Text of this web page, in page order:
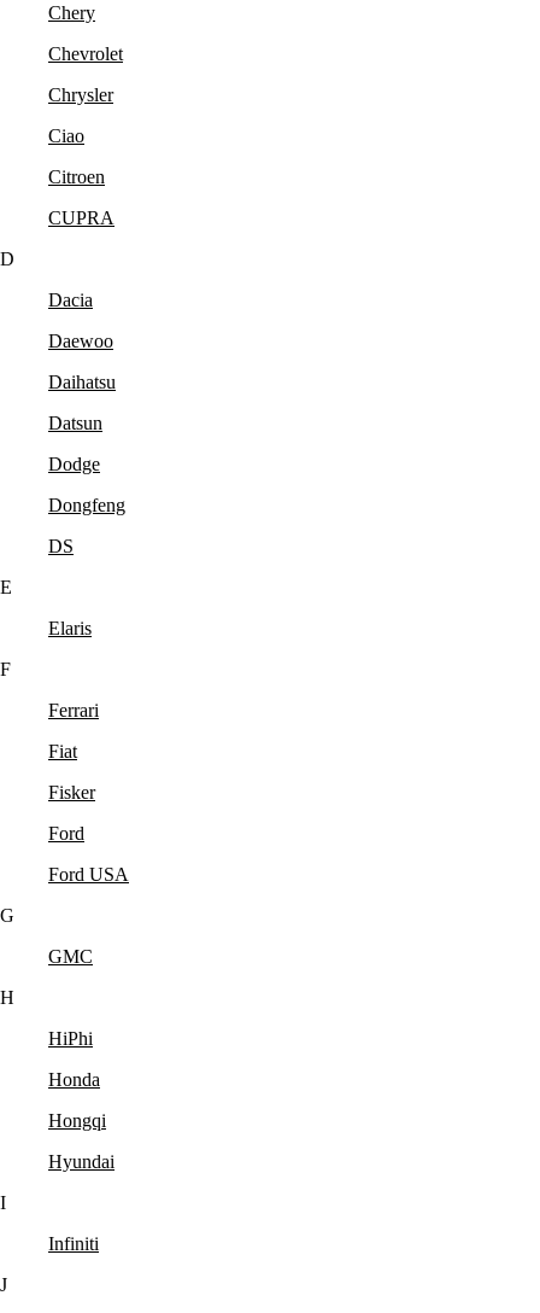
Chery
Chevrolet
Chrysler
Ciao
Citroen
CUPRA
D
Dacia
Daewoo
Daihatsu
Datsun
Dodge
Dongfeng
DS
E
Elaris
F
Ferrari
Fiat
Fisker
Ford
Ford USA
G
GMC
H
HiPhi
Honda
Hongqi
Hyundai
I
Infiniti
J